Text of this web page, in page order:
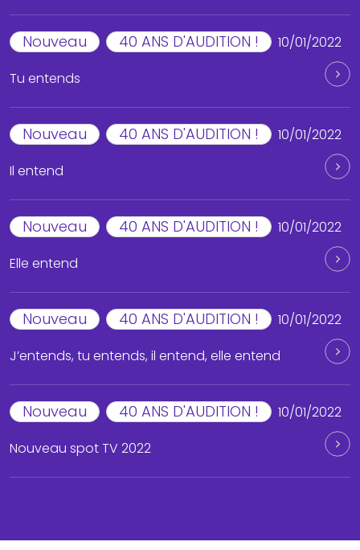
Nouveau 40 ANS D'AUDITION !
10/01/2022
Tu entends
Nouveau 40 ANS D'AUDITION !
10/01/2022
Il entend
Nouveau 40 ANS D'AUDITION !
10/01/2022
Elle entend
Nouveau 40 ANS D'AUDITION !
10/01/2022
J’entends, tu entends, il entend, elle entend
Nouveau 40 ANS D'AUDITION !
10/01/2022
Nouveau spot TV 2022